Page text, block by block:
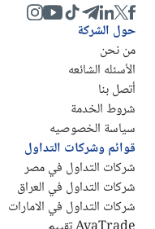
حول الشركة
من نحن
الأسئله الشائعه
أتصل بنا
شروط الخدمة
سياسة الخصوصيه
قوائم وشركات التداول
شركات التداول في مصر
شركات التداول في العراق
شركات التداول في الامارات